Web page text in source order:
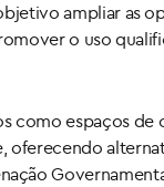
ampliar as
o uso
como espaços de
oferecendo